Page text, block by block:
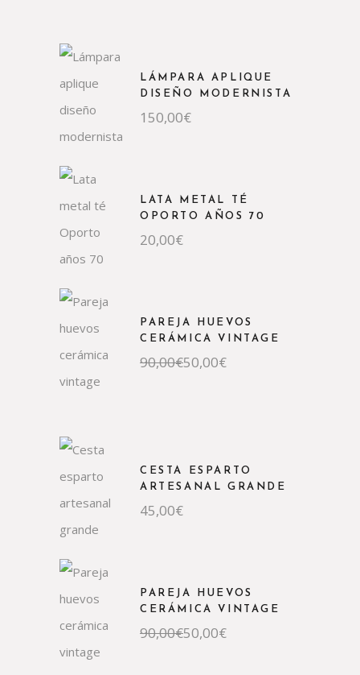
LÁMPARA APLIQUE
DISEÑO MODERNISTA
150,00€
LATA METAL TÉ
OPORTO AÑOS 70
20,00€
PAREJA HUEVOS
CERÁMICA VINTAGE
90,00€50,00€
CESTA ESPARTO
ARTESANAL GRANDE
45,00€
PAREJA HUEVOS
CERÁMICA VINTAGE
90,00€50,00€